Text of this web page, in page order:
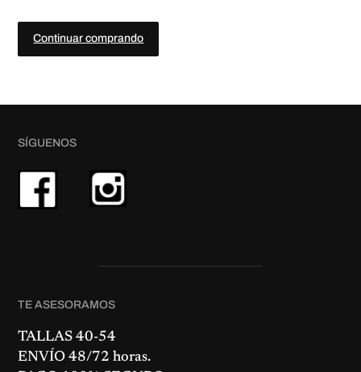
Continuar comprando
SÍGUENOS
TE ASESORAMOS
TALLAS 40-54
ENVÍO 48/72 horas.